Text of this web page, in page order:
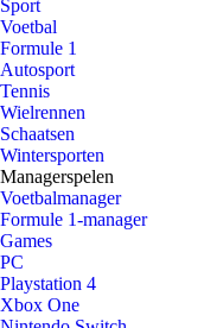
Sport
Voetbal
Formule 1
Autosport
Tennis
Wielrennen
Schaatsen
Wintersporten
Managerspelen
Voetbalmanager
Formule 1-manager
Games
PC
Playstation 4
Xbox One